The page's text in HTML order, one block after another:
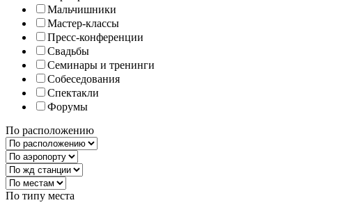
Мальчишники
Мастер-классы
Пресс-конференции
Свадьбы
Семинары и тренинги
Собеседования
Спектакли
Форумы
По расположению
По типу места